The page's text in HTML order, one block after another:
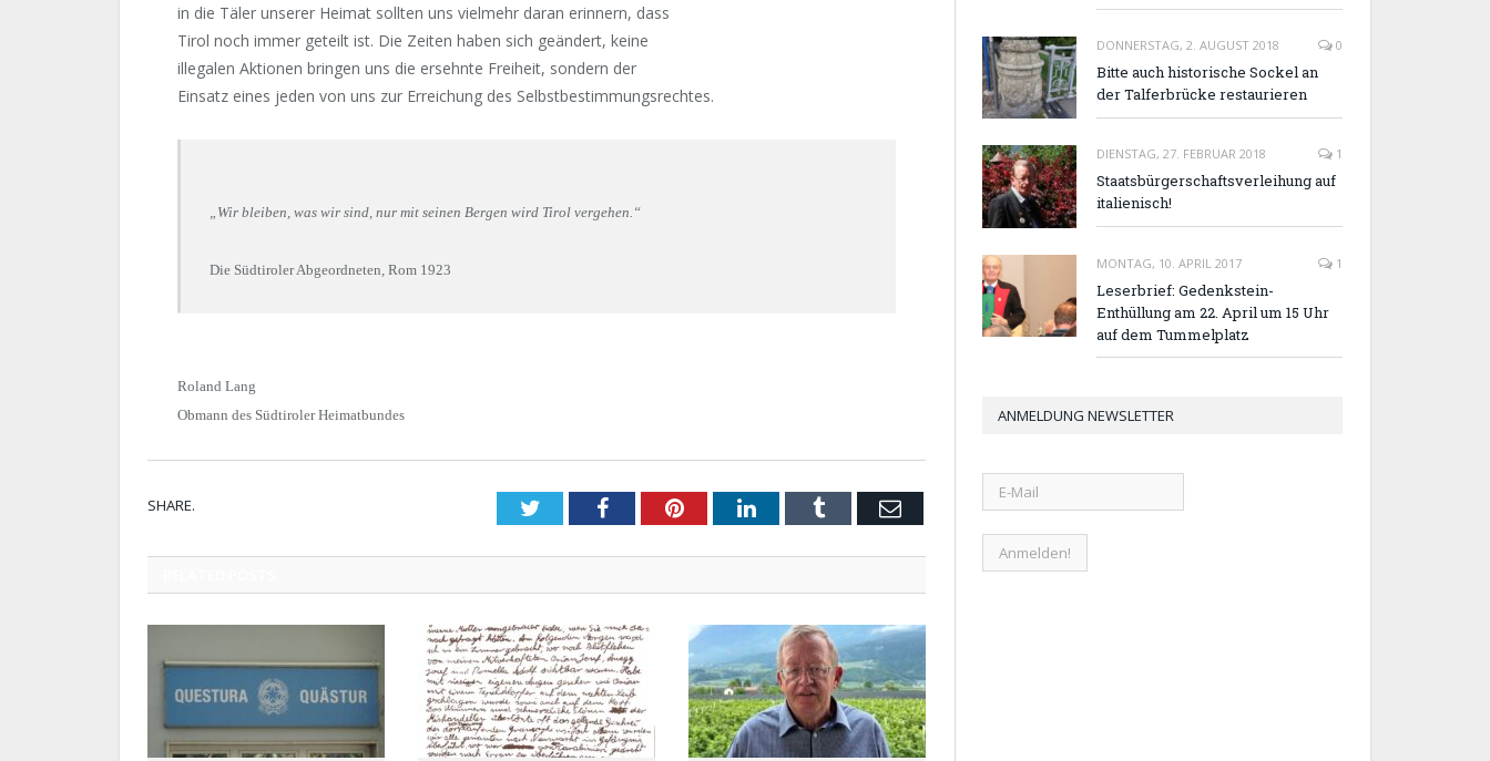
in die Täler unserer Heimat sollten uns vielmehr daran erinnern, dass
Tirol noch immer geteilt ist. Die Zeiten haben sich geändert, keine
illegalen Aktionen bringen uns die ersehnte Freiheit, sondern der
Einsatz eines jeden von uns zur Erreichung des Selbstbestimmungsrechtes.
„Wir bleiben, was wir sind, nur mit seinen Bergen wird Tirol vergehen.“
Die Südtiroler Abgeordneten, Rom 1923
Roland Lang
Obmann des Südtiroler Heimatbundes
SHARE. TwitterFacebookPinterestLinkedInTumblr Email
DONNERSTAG, 2. AUGUST 2018 0
Bitte auch historische Sockel an
der Talferbrücke restaurieren
DIENSTAG, 27. FEBRUAR 2018 1
Staatsbürgerschaftsverleihung auf
italienisch!
MONTAG, 10. APRIL 2017 1
Leserbrief: Gedenkstein-
Enthüllung am 22. April um 15 Uhr
auf dem Tummelplatz
ANMELDUNG NEWSLETTER